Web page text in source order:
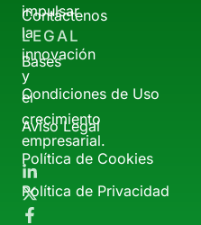
impulsar
la
innovación
y
el
crecimiento
empresarial.
Contáctenos
LEGAL
Bases
Condiciones de Uso
Aviso Legal
Política de Cookies
Política de Privacidad